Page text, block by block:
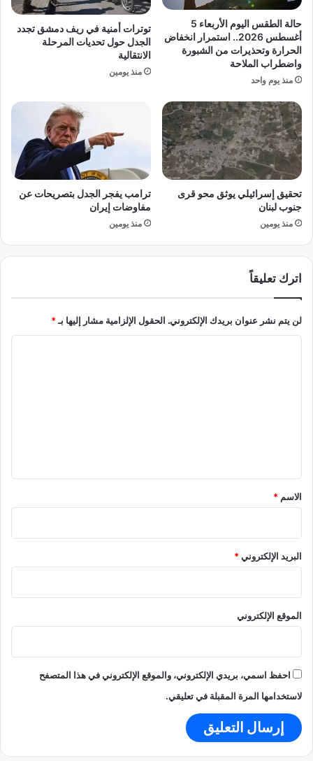
ن
ا
ي
ف
ت
أ
ب
و
ب
ح
ر
ب
ج
ة
خ
ي
ر
ر
ن
ي
ا
ت
ا
ل
ب
ب
د
ع
م
أ
ك
ر
ل
ا
ق
حالة الطقس اليوم الأربعاء 5
أغسطس 2026.. استمرار انخفاض
الحرارة وتحذيرات من الشبورة
واضطراب الملاحة
منذ يوم واحد
توترات أمنية في ريف دمشق تجدد
الجدل حول تحديات المرحلة
الانتقالية
منذ يومين
تحقيق إسرائيلي يوثق محو قرى
جنوب لبنان
منذ يومين
ترامب يفجر الجدل بتصريحات عن
مفاوضات إيران
منذ يومين
اترك تعليقاً
لن يتم نشر عنوان بريدك الإلكتروني. الحقول الإلزامية مشار إليها بـ*
*
الاسم *
البريد الإلكتروني*
الموقع الإلكتروني
احفظ اسمي، بريدي الإلكتروني، والموقع الإلكتروني في هذا المتصفح
لاستخدامها المرة المقبلة في تعليقي.